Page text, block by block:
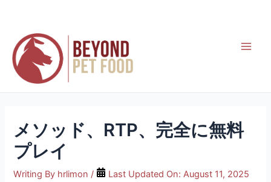
content
メソッド、RTP、完全に無料
プレイ
Writing By hrlimon / Last Updated On:August 11, 2025